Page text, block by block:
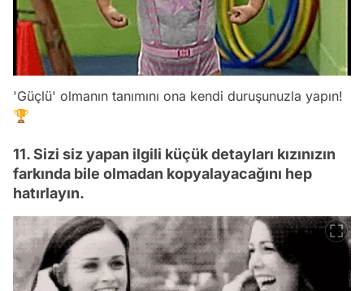
'Güçlü' olmanın tanımını ona kendi duruşunuzla yapın!
🏆
11. Sizi siz yapan ilgili küçük detayları kızınızın
farkında bile olmadan kopyalayacağını hep
hatırlayın.